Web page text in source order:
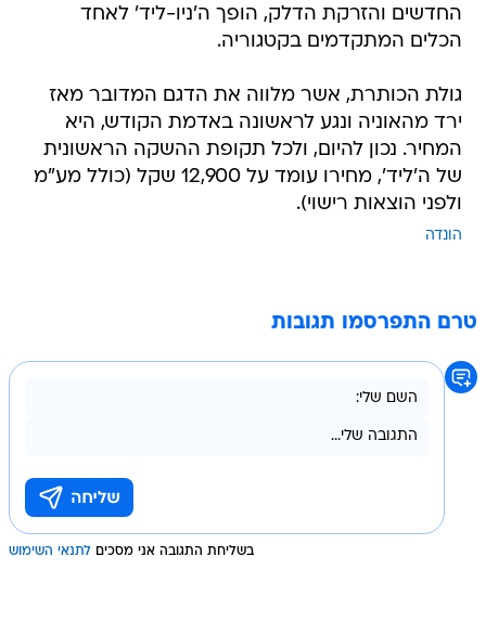
החדשים והזרקת הדלק, הופך ה'ניו-ליד' לאחד
הכלים המתקדמים בקטגוריה.
גולת הכותרת, אשר מלווה את הדגם המדובר מאז
ירד מהאוניה ונגע לראשונה באדמת הקודש, היא
המחיר. נכון להיום, ולכל תקופת ההשקה הראשונית
של ה'ליד', מחירו עומד על 12,900 שקל (כולל מע"מ
ולפני הוצאות רישוי).
הונדה
טרם התפרסמו תגובות
בשליחת התגובה אני מסכים לתנאי השימוש